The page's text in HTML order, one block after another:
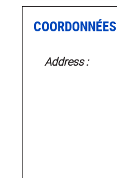
COORDONNÉES
Address :